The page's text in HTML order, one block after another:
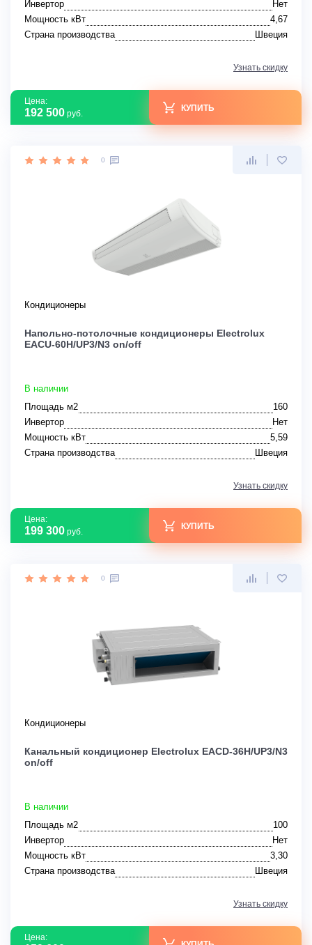
Инвертор
Нет
Мощность кВт
4,67
Страна производства
Швеция
Узнать скидку
Цена:
192 500 руб.
КУПИТЬ
0
Кондиционеры
Напольно-потолочные кондиционеры Electrolux
EACU-60H/UP3/N3 on/off
В наличии
Площадь м2
160
Инвертор
Нет
Мощность кВт
5,59
Страна производства
Швеция
Узнать скидку
Цена:
199 300 руб.
КУПИТЬ
0
Кондиционеры
Канальный кондиционер Electrolux EACD-36H/UP3/N3
on/off
В наличии
Площадь м2
100
Инвертор
Нет
Мощность кВт
3,30
Страна производства
Швеция
Узнать скидку
Цена: